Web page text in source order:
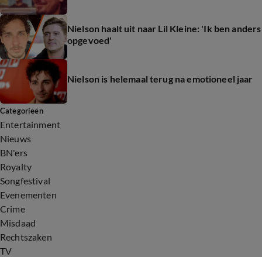
Nielson haalt uit naar Lil Kleine: 'Ik ben anders
opgevoed'
Nielson is helemaal terug na emotioneel jaar
Categorieën
Entertainment
Nieuws
BN'ers
Royalty
Songfestival
Evenementen
Crime
Misdaad
Rechtszaken
TV